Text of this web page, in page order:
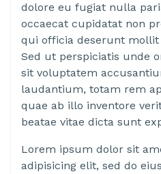
dolore eu fugiat nulla
occaecat cupidatat non
qui officia deserunt
Sed ut perspiciatis unde
sit voluptatem
laudantium, totam rem
quae ab illo inventore
beatae vitae dicta sunt
Lorem ipsum dolor sit
adipisicing elit, sed do